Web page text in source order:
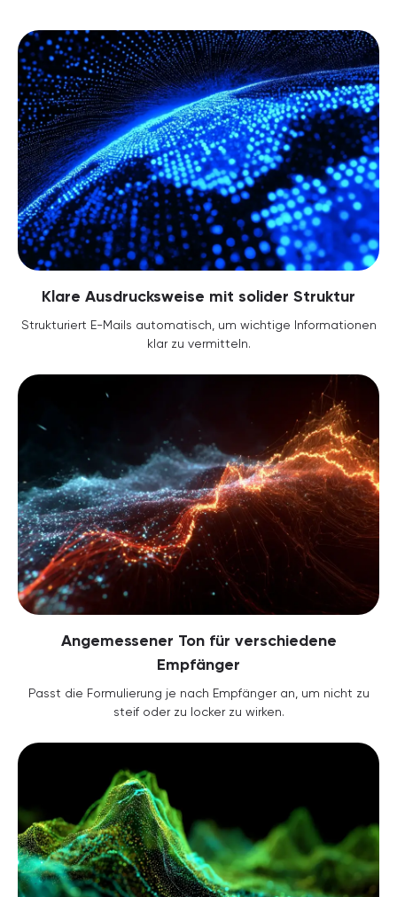
Klare Ausdrucksweise mit solider Struktur
Strukturiert E-Mails automatisch, um wichtige Informationen
klar zu vermitteln.
Angemessener Ton für verschiedene
Empfänger
Passt die Formulierung je nach Empfänger an, um nicht zu
steif oder zu locker zu wirken.